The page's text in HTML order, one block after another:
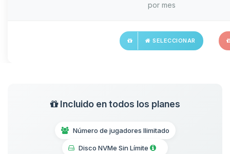
por mes
SELECCIONAR
Incluido en todos los planes
Número de jugadores Ilimitado
Disco NVMe Sin Límite